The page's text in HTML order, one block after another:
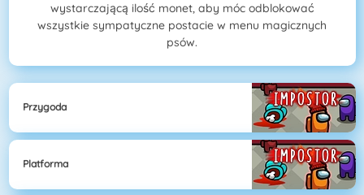
wystarczającą ilość monet, aby móc odblokować
wszystkie sympatyczne postacie w menu magicznych
psów.
Przygoda
Platforma